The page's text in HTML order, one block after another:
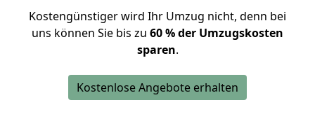
Kostengünstiger wird Ihr Umzug nicht, denn bei
uns können Sie bis zu 60 % der Umzugskosten
sparen.
Kostenlose Angebote erhalten